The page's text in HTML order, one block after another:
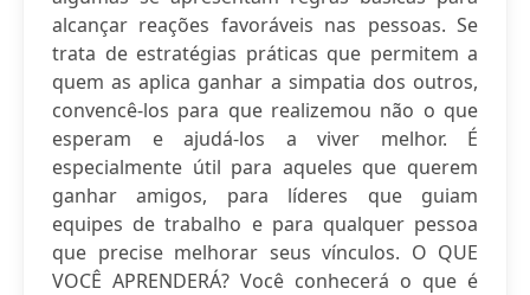
alcançar reações favoráveis nas pessoas. Se
trata de estratégias práticas que permitem a
quem as aplica ganhar a simpatia dos outros,
convencê-los para que realizemou não o que
esperam e ajudá-los a viver melhor. É
especialmente útil para aqueles que querem
ganhar amigos, para líderes que guiam
equipes de trabalho e para qualquer pessoa
que precise melhorar seus vínculos. O QUE
VOCÊ APRENDERÁ? Você conhecerá o que é